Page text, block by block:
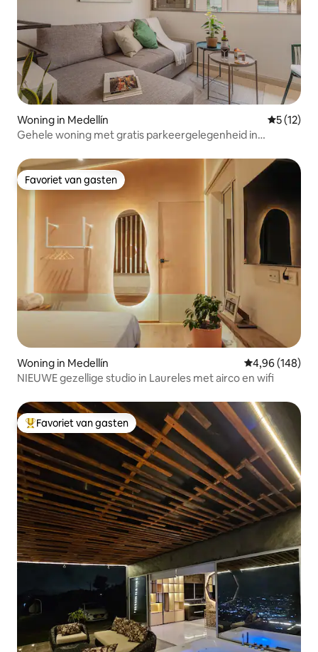
Woning in Medellín
5 (12)
Gehele woning met gratis parkeergelegenheid in
Favoriet van gasten
Favoriet van gasten
Woning in Medellín Gemiddelde
4,96 (148)
NIEUWE gezellige studio in Laureles met airco en wifi
Topfavoriet van gasten
Favoriet van gasten